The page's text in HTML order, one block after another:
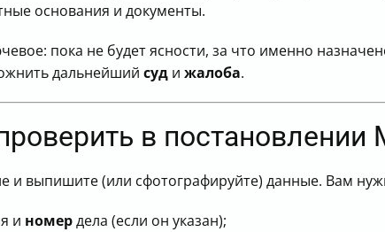
основания и документы.
пока не будет ясности, за что именно
дальнейший суд и жалоба.
в
и выпишите (или сфотографируйте) данные. Вам
и номердела (если он указан);